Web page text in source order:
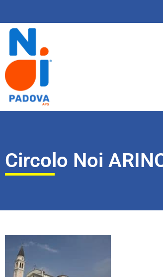
Circolo Noi